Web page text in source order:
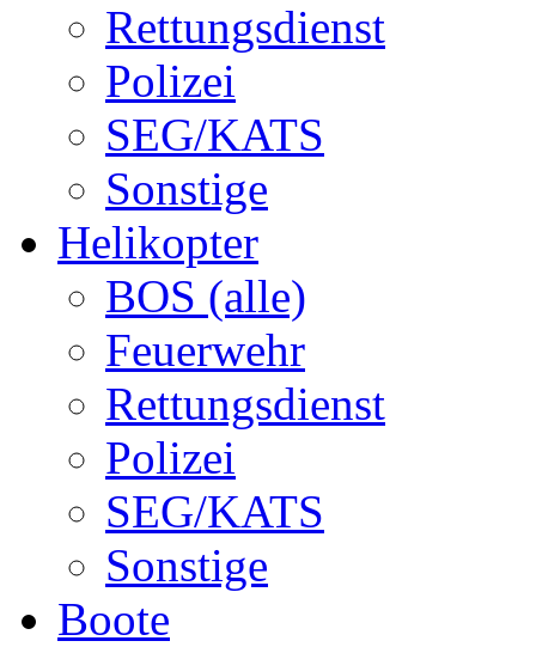
Rettungsdienst
Polizei
SEG/KATS
Sonstige
Helikopter
BOS (alle)
Feuerwehr
Rettungsdienst
Polizei
SEG/KATS
Sonstige
Boote